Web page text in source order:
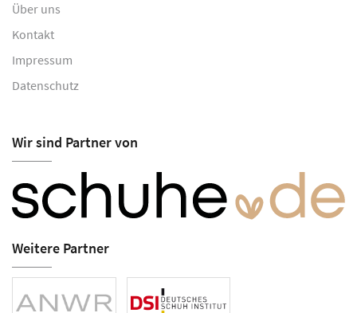
Über uns
Kontakt
Impressum
Datenschutz
Wir sind Partner von
Weitere Partner